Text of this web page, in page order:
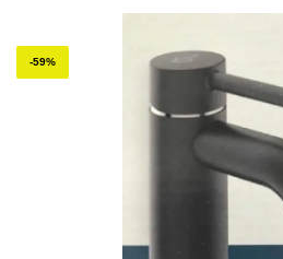
-59%